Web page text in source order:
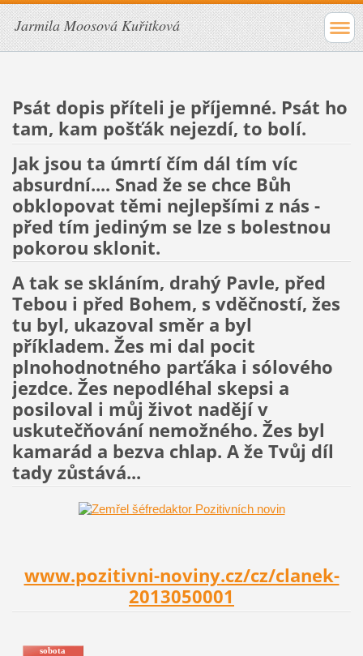
Jarmila Moosová Kuřitková
Psát dopis příteli je příjemné. Psát ho
tam, kam pošťák nejezdí, to bolí.
Jak jsou ta úmrtí čím dál tím víc
absurdní.... Snad že se chce Bůh
obklopovat těmi nejlepšími z nás -
před tím jediným se lze s bolestnou
pokorou sklonit.
A tak se skláním, drahý Pavle, před
Tebou i před Bohem, s vděčností, žes
tu byl, ukazoval směr a byl
příkladem. Žes mi dal pocit
plnohodnotného parťáka i sólového
jezdce. Žes nepodléhal skepsi a
posiloval i můj život nadějí v
uskutečňování nemožného. Žes byl
kamarád a bezva chlap. A že Tvůj díl
tady zůstává...
www.pozitivni-noviny.cz/cz/clanek-
2013050001
sobota